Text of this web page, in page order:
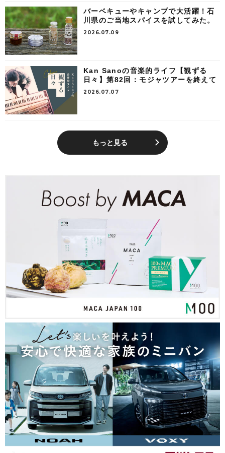
バーベキューやキャンプで大活躍！石
川県のご当地スパイスを試してみた。
2026.07.09
Kan Sanoの音楽的ライフ【観ずる
日々】第82回：モジャツアーを終えて
2026.07.07
もっと見る